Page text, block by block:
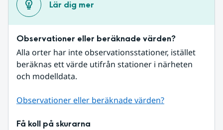
Lär dig mer
Observationer eller beräknade värden?
Alla orter har inte observationsstationer, istället
beräknas ett värde utifrån stationer i närheten
och modelldata.
Observationer eller beräknade värden?
Få koll på skurarna